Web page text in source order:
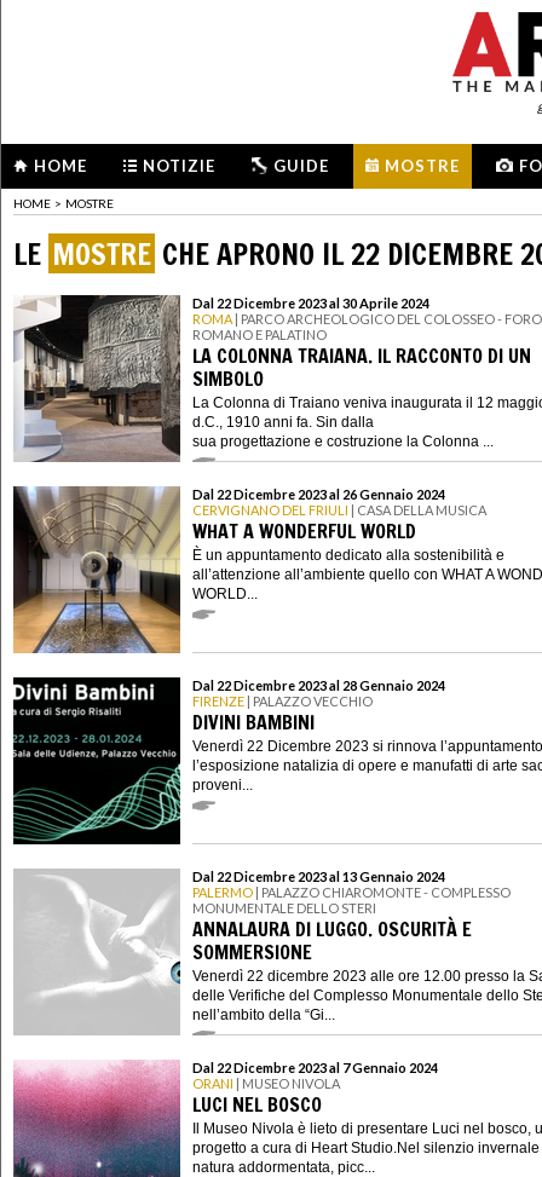
HOME NOTIZIE GUIDE MOSTRE
HOME > MOSTRE
LE MOSTRE CHE APRONO IL 22 DICEMBRE
Dal 22 Dicembre 2023 al 30 Aprile 2024
ROMA | PARCO ARCHEOLOGICO DEL COLOSSEO - FORO
ROMANO E PALATINO
LA COLONNA TRAIANA. IL RACCONTO DI UN
SIMBOLO
La Colonna di Traiano veniva inaugurata il 12
d.C., 1910 anni fa. Sin dalla
sua progettazione e costruzione la Colonna ...
Dal 22 Dicembre 2023 al 26 Gennaio 2024
CERVIGNANO DEL FRIULI | CASA DELLA MUSICA
WHAT A WONDERFUL WORLD
È un appuntamento dedicato alla sostenibilità e
all’attenzione all’ambiente quello con WHAT A
WORLD...
Dal 22 Dicembre 2023 al 28 Gennaio 2024
FIRENZE | PALAZZO VECCHIO
DIVINI BAMBINI
Venerdì 22 Dicembre 2023 si rinnova
l’esposizione natalizia di opere e manufatti di arte
proveni...
Dal 22 Dicembre 2023 al 13 Gennaio 2024
PALERMO | PALAZZO CHIAROMONTE - COMPLESSO
MONUMENTALE DELLO STERI
ANNALAURA DI LUGGO. OSCURITÀ E
SOMMERSIONE
Venerdì 22 dicembre 2023 alle ore 12.00 presso la
delle Verifiche del Complesso Monumentale dello
nell’ambito della “Gi...
Dal 22 Dicembre 2023 al 7 Gennaio 2024
ORANI | MUSEO NIVOLA
LUCI NEL BOSCO
Il Museo Nivola è lieto di presentare Luci nel bosco,
progetto a cura di Heart Studio.Nel silenzio
natura addormentata, picc...